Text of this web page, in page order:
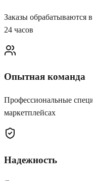
Заказы обрабатываются
24 часов
Опытная команда
Профессиональные
маркетплейсах
Надежность